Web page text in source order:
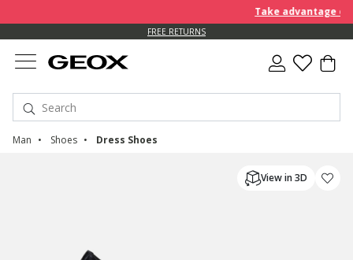
Take advantage of
FREE RETURNS
Man Shoes Dress Shoes
View in 3D